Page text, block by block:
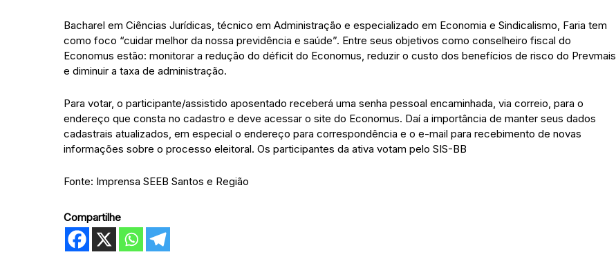
Bacharel em Ciências Jurídicas, técnico em Administração e especializado em Economia e Sindicalismo, Faria tem
como foco “cuidar melhor da nossa previdência e saúde”. Entre seus objetivos como conselheiro fiscal do
Economus estão: monitorar a redução do déficit do Economus, reduzir o custo dos benefícios de risco do Prevmais
e diminuir a taxa de administração.
Para votar, o participante/assistido aposentado receberá uma senha pessoal encaminhada, via correio, para o
endereço que consta no cadastro e deve acessar o site do Economus. Daí a importância de manter seus dados
cadastrais atualizados, em especial o endereço para correspondência e o e-mail para recebimento de novas
informações sobre o processo eleitoral. Os participantes da ativa votam pelo SIS-BB
Fonte: Imprensa SEEB Santos e Região
Compartilhe